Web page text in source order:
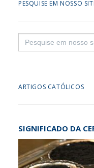
PESQUISE EM NOSSO
Search
for:
ARTIGOS CATÓLICOS
SIGNIFICADO DA